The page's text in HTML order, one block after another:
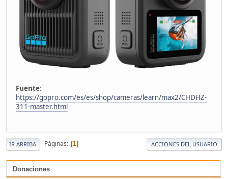
Donaciones
Fuente:
https://gopro.com/es/es/shop/cameras/learn/max2/CHDHZ-
311-master.html
IR ARRIBA Páginas 1 ACCIONES DEL USUARIO